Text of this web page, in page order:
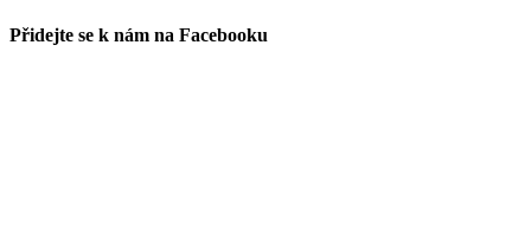
Přidejte se k nám na Facebooku